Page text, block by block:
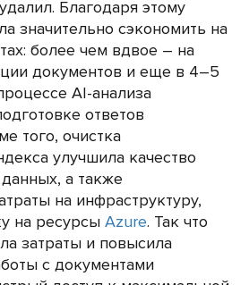
Благодаря этому
значительно сэкономить на
более чем вдвое – на
документов и еще в 4–5
АI-анализа
ответов
того, очистка
улучшила качество
а также
на инфраструктуру,
на ресурсы Azure. Так что
затраты и повысила
с документами